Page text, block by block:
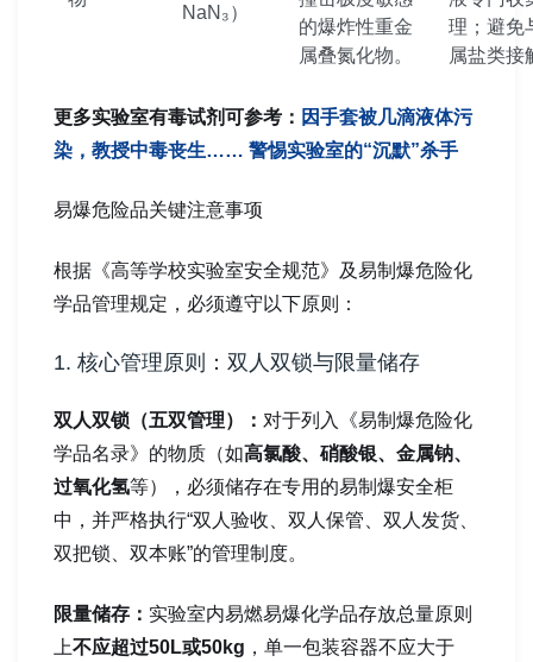
NaN₃）
的爆炸性重金
属叠氮化物。
理；避免
属盐类接
更多实验室有毒试剂可参考： 因手套被几滴液体污
染，教授中毒丧生…… 警惕实验室的“沉默”杀手
易爆危险品关键注意事项
根据《高等学校实验室安全规范》及易制爆危险化
学品管理规定，必须遵守以下原则：
1. 核心管理原则：双人双锁与限量储存
双人双锁（五双管理）： 对于列入《易制爆危险化
学品名录》的物质（如高氯酸、硝酸银、金属钠、
过氧化氢等），必须储存在专用的易制爆安全柜
中，并严格执行“双人验收、双人保管、双人发货、
双把锁、双本账”的管理制度。
限量储存： 实验室内易燃易爆化学品存放总量原则
上不应超过50L或50kg ，单一包装容器不应大于